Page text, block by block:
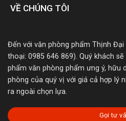
VỀ CHÚNG TÔI
Đến với văn phòng phẩm Thịnh
thoại: 0985 646 869). Quý khách
phẩm văn phòng phẩm ưng ý, hữu
phòng của quý vị với giá cả hợp lý
ra ngoài chọn lựa.
Gọi tư